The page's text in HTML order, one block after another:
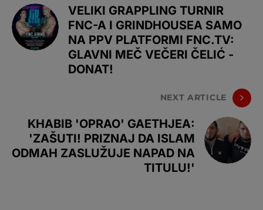
VELIKI GRAPPLING TURNIR
FNC-A I GRINDHOUSEA SAMO
NA PPV PLATFORMI FNC.TV:
GLAVNI MEČ VEČERI ČELIĆ -
DONAT!
NEXT ARTICLE
KHABIB 'OPRAO' GAETHJEA:
'ZAŠUTI! PRIZNAJ DA ISLAM
ODMAH ZASLUŽUJE NAPAD NA
TITULU!'